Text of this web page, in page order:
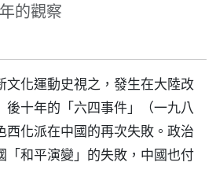
的觀察
文化運動史視之，發生在大陸改
後十年的「六四事件」（一九八
西化派在中國的再次失敗。政治
「和平演變」的失敗，中國也付